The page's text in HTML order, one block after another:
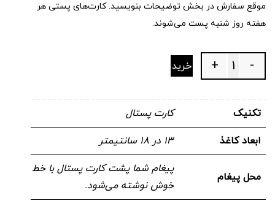
موقع سفارش در بخش توضیحات بنویسید. کارت‌های پستی هر
هفته روز شنبه پست می‌شوند.
Quantity -
+ خرید
تکنیک کارت پستال
ابعاد کاغذ ۱۳ در ۱۸ سانتیمتر
محل پیغام
پیغام شما پشت کارت پستال با خط
خوش نوشته می‌شود.